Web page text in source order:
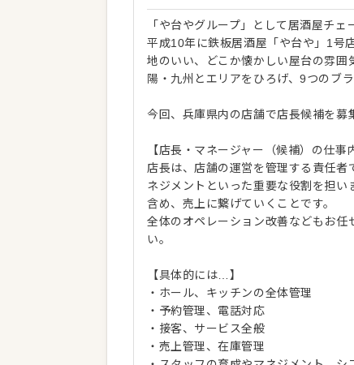
「や台やグループ」として居酒屋チェ
平成10年に鉄板居酒屋「や台や」1号
地のいい、どこか懐かしい屋台の雰
陽・九州とエリアをひろげ、9つのブ
今回、兵庫県内の店舗で店長候補を募
【店長・マネージャー（候補）の仕事
店長は、店舗の運営を管理する責任
ネジメントといった重要な役割を担い
含め、売上に繋げていくことです。
全体のオペレーション改善などもお任
い。
【具体的には…】
・ホール、キッチンの全体管理
・予約管理、電話対応
・接客、サービス全般
・売上管理、在庫管理